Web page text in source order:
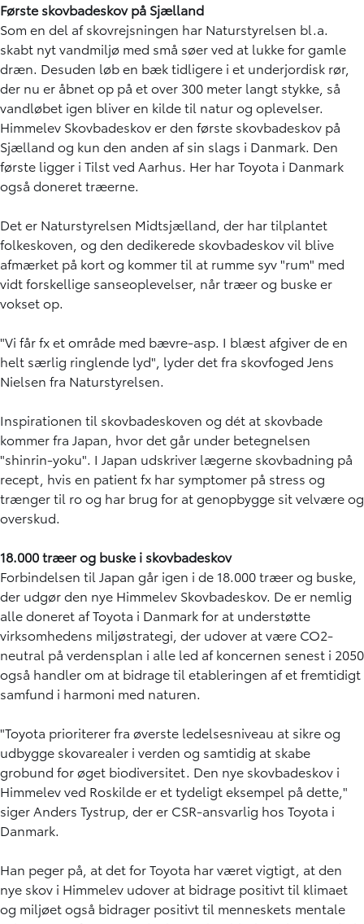
Første skovbadeskov på Sjælland
Som en del af skovrejsningen har Naturstyrelsen bl.a.
skabt nyt vandmiljø med små søer ved at lukke for gamle
dræn. Desuden løb en bæk tidligere i et underjordisk rør,
der nu er åbnet op på et over 300 meter langt stykke, så
vandløbet igen bliver en kilde til natur og oplevelser.
Himmelev Skovbadeskov er den første skovbadeskov på
Sjælland og kun den anden af sin slags i Danmark. Den
første ligger i Tilst ved Aarhus. Her har Toyota i Danmark
også doneret træerne.
Det er Naturstyrelsen Midtsjælland, der har tilplantet
folkeskoven, og den dedikerede skovbadeskov vil blive
afmærket på kort og kommer til at rumme syv "rum" med
vidt forskellige sanseoplevelser, når træer og buske er
vokset op.
"Vi får fx et område med bævre-asp. I blæst afgiver de en
helt særlig ringlende lyd", lyder det fra skovfoged Jens
Nielsen fra Naturstyrelsen.
Inspirationen til skovbadeskoven og dét at skovbade
kommer fra Japan, hvor det går under betegnelsen
"shinrin-yoku". I Japan udskriver lægerne skovbadning på
recept, hvis en patient fx har symptomer på stress og
trænger til ro og har brug for at genopbygge sit velvære og
overskud.
18.000 træer og buske i skovbadeskov
Forbindelsen til Japan går igen i de 18.000 træer og buske,
der udgør den nye Himmelev Skovbadeskov. De er nemlig
alle doneret af Toyota i Danmark for at understøtte
virksomhedens miljøstrategi, der udover at være CO2-
neutral på verdensplan i alle led af koncernen senest i 2050
også handler om at bidrage til etableringen af et fremtidigt
samfund i harmoni med naturen.
"Toyota prioriterer fra øverste ledelsesniveau at sikre og
udbygge skovarealer i verden og samtidig at skabe
grobund for øget biodiversitet. Den nye skovbadeskov i
Himmelev ved Roskilde er et tydeligt eksempel på dette,"
siger Anders Tystrup, der er CSR-ansvarlig hos Toyota i
Danmark.
Han peger på, at det for Toyota har været vigtigt, at den
nye skov i Himmelev udover at bidrage positivt til klimaet
og miljøet også bidrager positivt til menneskets mentale